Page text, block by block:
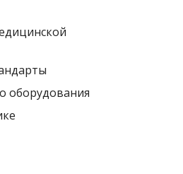
оборудования